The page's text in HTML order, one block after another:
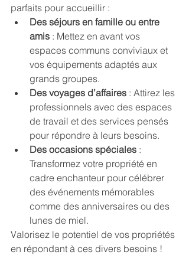
parfaits pour accueillir :
Des séjours en famille ou entre
amis : Mettez en avant vos
espaces communs conviviaux et
vos équipements adaptés aux
grands groupes.
Des voyages d’affaires : Attirez les
professionnels avec des espaces
de travail et des services pensés
pour répondre à leurs besoins.
Des occasions spéciales :
Transformez votre propriété en
cadre enchanteur pour célébrer
des événements mémorables
comme des anniversaires ou des
lunes de miel.
Valorisez le potentiel de vos propriétés
en répondant à ces divers besoins !